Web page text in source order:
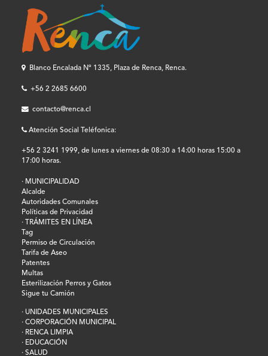
Blanco Encalada Nº 1335, Plaza de Renca, Renca.
+56 2 2685 6600
contacto@renca.cl
Atención Social Teléfonica:
+56 2 3241 1999, de lunes a viernes de 08:30 a 14:00 horas 15:00 a
17:00 horas.
· MUNICIPALIDAD
Alcalde
Autoridades Comunales
Políticas de Privacidad
· TRÁMITES EN LÍNEA
Tag
Permiso de Circulación
Tarifa de Aseo
Patentes
Multas
Esterilización Perros y Gatos
Sigue tu Camión
· UNIDADES MUNICIPALES
· CORPORACIÓN MUNICIPAL
· RENCA LIMPIA
· EDUCACIÓN
· SALUD